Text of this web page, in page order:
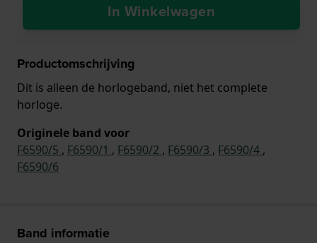
In Winkelwagen
Productomschrijving
Dit is alleen de horlogeband, niet het complete
horloge.
Originele band voor
F6590/5 , F6590/1 , F6590/2 , F6590/3 , F6590/4 ,
F6590/6
Band informatie